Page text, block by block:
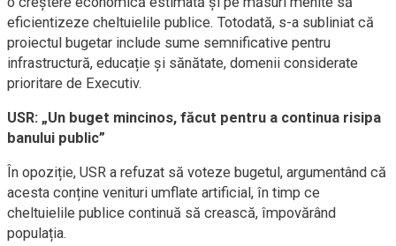
eficientizeze cheltuielile publice. Totodată, s-a subliniat că
proiectul bugetar include sume semnificative pentru
infrastructură, educație și sănătate, domenii considerate
prioritare de Executiv.
USR: „Un buget mincinos, făcut pentru a continua risipa
banului public”
În opoziție, USR a refuzat să voteze bugetul, argumentând că
acesta conține venituri umflate artificial, în timp ce
cheltuielile publice continuă să crească, împovărând
populația.